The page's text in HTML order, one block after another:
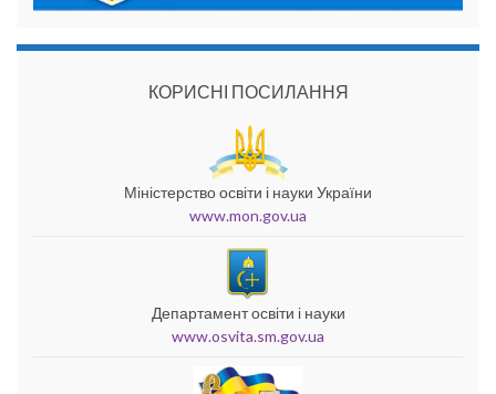
КОРИСНІ ПОСИЛАННЯ
Міністерство освіти і науки України
www.mon.gov.ua
Департамент освіти і науки
www.osvita.sm.gov.ua